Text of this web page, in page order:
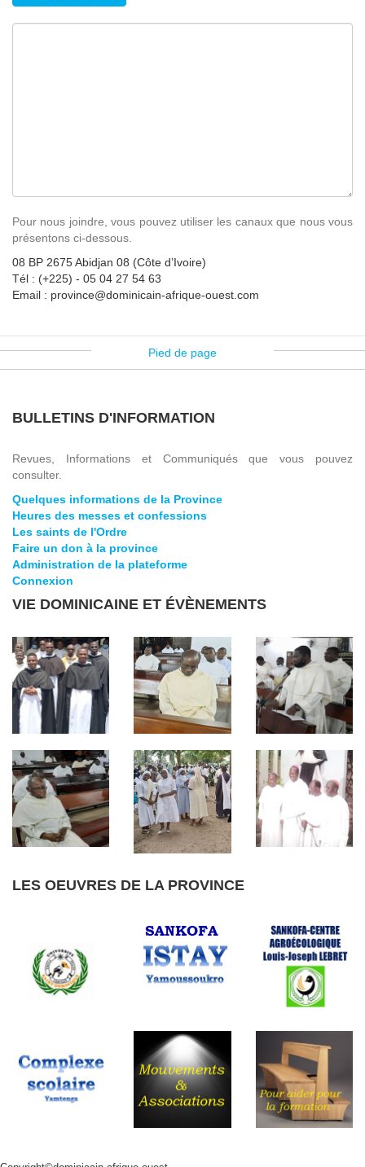
Pour nous joindre, vous pouvez utiliser les canaux que nous vous
présentons ci-dessous.
08 BP 2675 Abidjan 08 (Côte d’Ivoire)
Tél : (+225) - 05 04 27 54 63
Email : province@dominicain-afrique-ouest.com
Pied de page
BULLETINS D'INFORMATION
Revues, Informations et Communiqués que vous pouvez
consulter.
Quelques informations de la Province
Heures des messes et confessions
Les saints de l'Ordre
Faire un don à la province
Administration de la plateforme
Connexion
VIE DOMINICAINE ET ÉVÈNEMENTS
LES OEUVRES DE LA PROVINCE